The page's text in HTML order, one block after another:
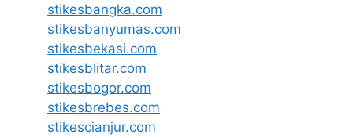
stikesbangka.com
stikesbanyumas.com
stikesbekasi.com
stikesblitar.com
stikesbogor.com
stikesbrebes.com
stikescianjur.com